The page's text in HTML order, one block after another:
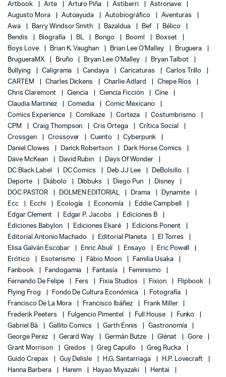
Artbook
Arte Arturo Piña Astiberri
Astronave
Augusto Mora
Autoayuda Autobiográfico
Aventuras
Awa
Barry Windsor Smith Bazaldua Bef
Bélico
Bendis
Biografía BL Bongo Boom!
Boxset
Boys Love
Brian K. Vaughan Brian Lee O'Malley
Bruguera
BrugueraMX
Bruño Bryan Lee O'Malley
Bryan Talbot
Bullying
Caligrama Candaya Caricaturas
Carlos Trillo
CARTEM
Charles Dickens Charlie Adlard
Chepe Ríos
Chris Claremont
Ciencia Ciencia Ficción
Cine
Claudia Martinez
Comedia
Comic Mexicano
Comics Experience
Comikaze Corteza
Costumbrismo
CPM
Craig Thompson Cris Ortega
Crítica Social
Crossgen
Crossover Cuento
Cyberpunk
Daniel Clowes
Darick Robertson
Dark Horse Comics
Dave McKean
David Rubin
Days Of Wonder
DC Black Label
DC Comics Deb JJ Lee
DeBolsillo
Deporte
Diábolo Dibbuks Diego Pun
Disney
DOC PASTOR
DOLMEN EDITORIAL Drama
Dynamite
Ecc
Ecchi Ecología Economía
Eddie Campbell
Edgar Clement
Edgar P. Jacobs
Ediciones B
Ediciones Babylon
Ediciones Ekaré
Edicions Ponent
Editorial Antonio Machado
Editorial Planeta
El Torres
Elisa Galván Escobar
Enric Abulí Ensayo
Eric Powell
Erótico
Esoterismo Fábio Moon
Familia Usaka
Fanbook
Fandogamia Fantasía
Feminismo
Fernando De Felipe
Fers Fixia Studios Fixion
Flipbook
Flying Frog
Fondo De Cultura Económica
Fotografía
Francisco De La Mora
Francisco Ibáñez
Frank Miller
Frederik Peeters
Fulgencio Pimentel Full House
Funko
Gabriel Bá
Gallito Comics Garth Ennis
Gastronomía
George Perez
Gerard Way Germán Butze Glénat
Gore
Grant Morrison
Gredos Greg Capullo
Greg Rucka
Guido Crepax
Guy Delisle H.G. Santarriaga
H.P. Lovecraft
Hanna Barbera
Harem Hayao Miyazaki
Hentai